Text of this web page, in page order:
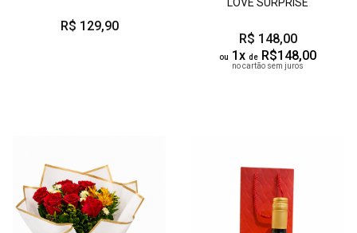
R$ 129,90
R$ 148,00
ou 1x de R$148,00
no cartão sem juros